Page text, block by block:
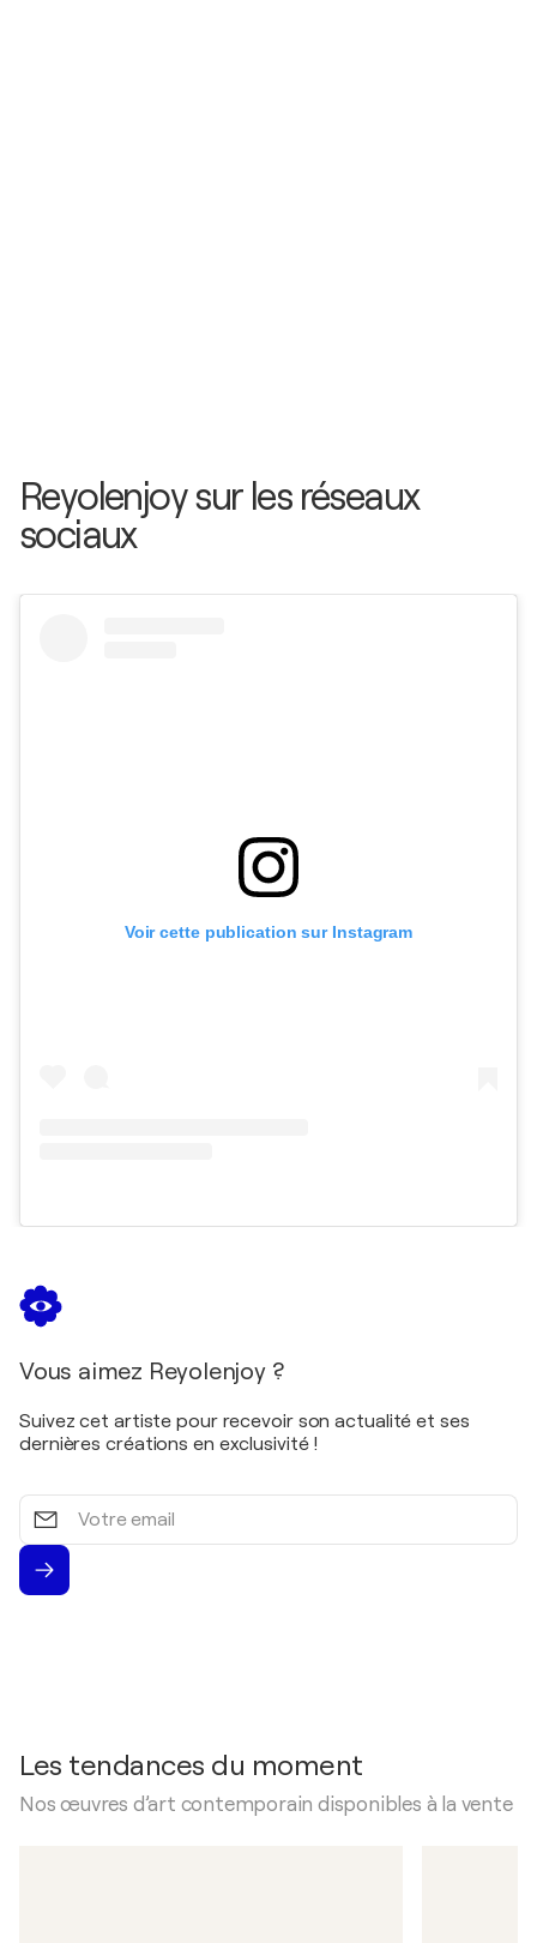
Reyolenjoy sur les réseaux
sociaux
Voir cette publication sur Instagram
Vous aimez Reyolenjoy ?
Suivez cet artiste pour recevoir son actualité et ses
dernières créations en exclusivité !
Votre
email
Les tendances du moment
Nos œuvres d’art contemporain disponibles à la vente